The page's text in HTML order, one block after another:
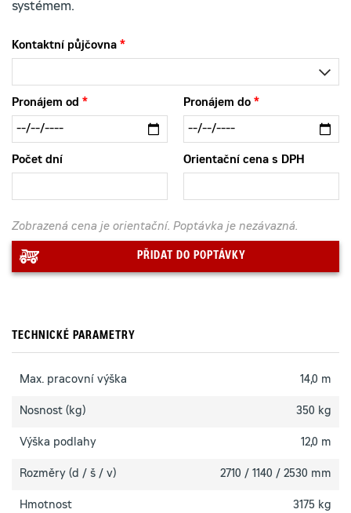
systémem.
Kontaktní půjčovna
Pronájem od Pronájem do
Počet dní Orientační cena s DPH
Zobrazená cena je orientační. Poptávka je nezávazná.
PŘIDAT DO POPTÁVKY
TECHNICKÉ PARAMETRY
Max. pracovní výška 14,0 m
Nosnost (kg) 350 kg
Výška podlahy 12,0 m
Rozměry (d / š / v) 2710 / 1140 / 2530 mm
Hmotnost 3175 kg